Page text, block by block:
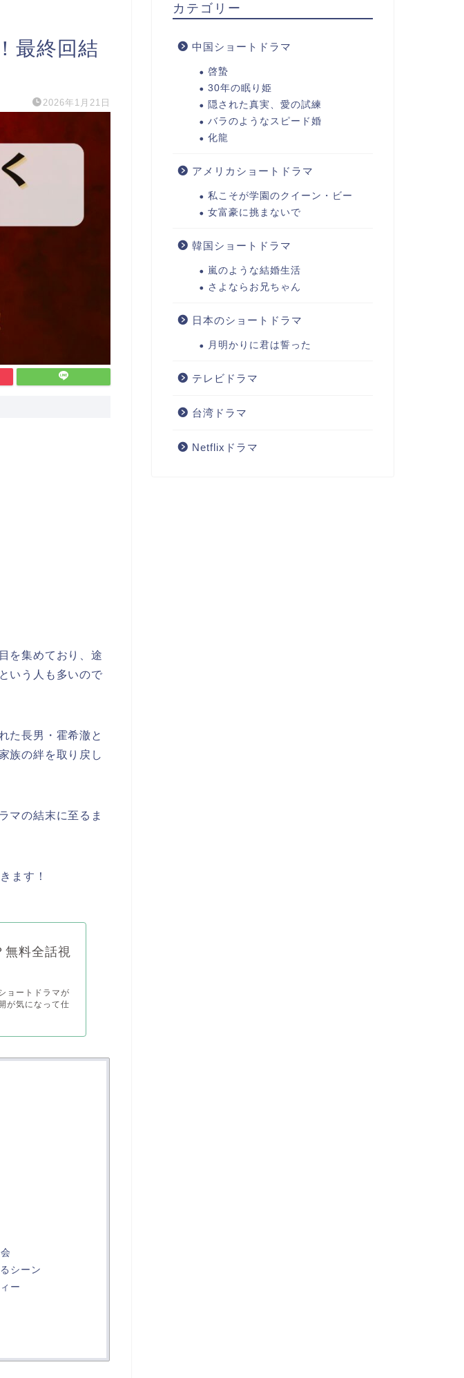
最終回結
2026年1月21日
を集めており、途
いう人も多いので
た長男・霍希澈と
族の絆を取り戻し
マの結末に至るま
ます！
無料全話視
ョートドラマが
が気になって仕
シーン
ー
カテゴリー
中国ショートドラマ
啓蟄
30年の眠り姫
隠された真実、愛の試練
バラのようなスピード婚
化龍
アメリカショートドラマ
私こそが学園のクイーン・ビー
女富豪に挑まないで
韓国ショートドラマ
嵐のような結婚生活
さよならお兄ちゃん
日本のショートドラマ
月明かりに君は誓った
テレビドラマ
台湾ドラマ
Netflixドラマ